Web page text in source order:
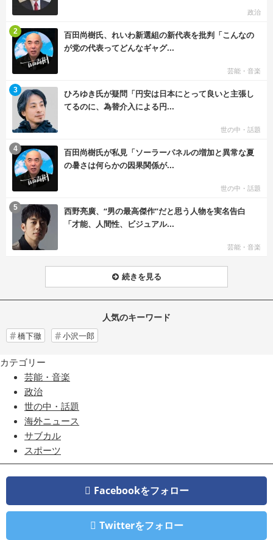
政治
百田尚樹氏、れいわ新選組の新代表を批判「こんなの
が党の代表ってどんなギャグ...
芸能・音楽
2
ひろゆき氏が疑問「円安は日本にとって良いと主張し
てるのに、為替介入による円...
世の中・話題
3
百田尚樹氏が私見「ソーラーパネルの増加と異常な夏
の暑さは何らかの因果関係が...
世の中・話題
4
西野亮廣、“男の最高傑作”だと思う人物を実名告白
「才能、人間性、ビジュアル...
芸能・音楽
5
続きを見る
人気のキーワード
橋下徹 小沢一郎
カテゴリー
芸能・音楽
政治
世の中・話題
海外ニュース
サブカル
スポーツ
Facebookをフォロー
Twitterをフォロー